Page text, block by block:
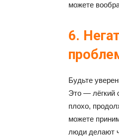
можете
6.
Будьте
Это — лёгкий
плохо,
можете
люди делают